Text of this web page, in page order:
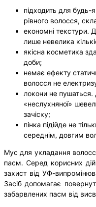
підходить для будь-
рівного волосся,
економні текстури.
лише невелика
якісна косметика
доби;
немає ефекту
волосся не
локони не пушаться.
«неслухняної»
зачіску;
пінка підійде не
середнім, довгим
Мус для укладання
пасм. Серед корисних дій
захист від УФ-
Засіб допомагає
забарвлених пасм від